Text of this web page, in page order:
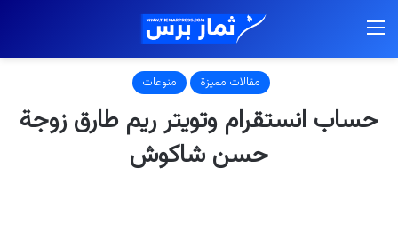
مقالات مميزة منوعات
حساب انستقرام وتويتر ريم طارق زوجة
حسن شاكوش